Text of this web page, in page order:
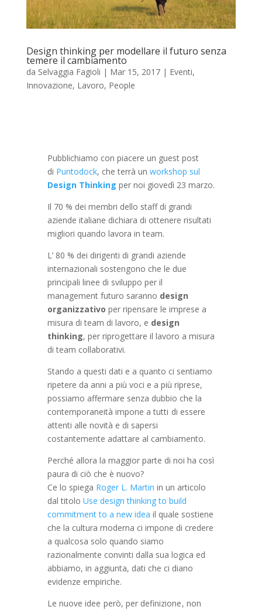
Design thinking per modellare il futuro senza
temere il cambiamento
da Selvaggia Fagioli | Mar 15, 2017| Eventi,
Innovazione, Lavoro, People
Pubblichiamo con piacere un guest post
di Puntodock, che terrà un workshop sul
Design Thinking per noi giovedì 23 marzo.
Il 70 % dei membri dello staff di grandi
aziende italiane dichiara di ottenere risultati
migliori quando lavora in team.
L’ 80 % dei dirigenti di grandi aziende
internazionali sostengono che le due
principali linee di sviluppo per il
management futuro saranno design
organizzativo per ripensare le imprese a
misura di team di lavoro, e design
thinking, per riprogettare il lavoro a misura
di team collaborativi.
Stando a questi dati e a quanto ci sentiamo
ripetere da anni a più voci e a più riprese,
possiamo affermare senza dubbio che la
contemporaneità impone a tutti di essere
attenti alle novità e di sapersi
costantemente adattare al cambiamento.
Perché allora la maggior parte di noi ha così
paura di ciò che è nuovo?
Ce lo spiega Roger L. Martin in un articolo
dal titolo Use design thinking to build
commitment to a new idea il quale sostiene
che la cultura moderna ci impone di credere
a qualcosa solo quando siamo
razionalmente convinti dalla sua logica ed
abbiamo, in aggiunta, dati che ci diano
evidenze empiriche.
Le nuove idee però, per definizione , non